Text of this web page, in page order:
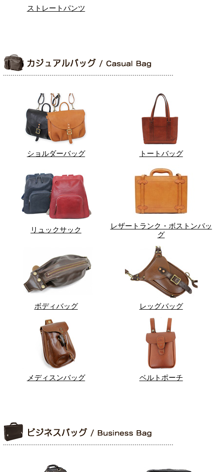
ストレートパンツ
ショルダーバッグ トートバッグ
リュックサック
レザートランク・ボストンバッ
グ
ボディバッグ レッグバッグ
メディスンバッグ ベルトポーチ